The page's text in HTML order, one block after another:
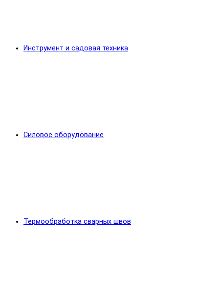
Инструмент и садовая техника
Силовое оборудование
Термообработка сварных швов